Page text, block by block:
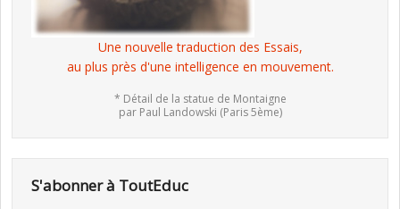
Une nouvelle traduction des Essais,
au plus près d'une intelligence en mouvement.
* Détail de la statue de Montaigne
par Paul Landowski (Paris 5ème)
S'abonner à ToutEduc